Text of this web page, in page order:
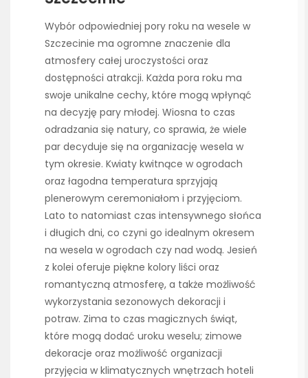
Wybór odpowiedniej pory roku na wesele w
Szczecinie ma ogromne znaczenie dla
atmosfery całej uroczystości oraz
dostępności atrakcji. Każda pora roku ma
swoje unikalne cechy, które mogą wpłynąć
na decyzję pary młodej. Wiosna to czas
odradzania się natury, co sprawia, że wiele
par decyduje się na organizację wesela w
tym okresie. Kwiaty kwitnące w ogrodach
oraz łagodna temperatura sprzyjają
plenerowym ceremoniałom i przyjęciom.
Lato to natomiast czas intensywnego słońca
i długich dni, co czyni go idealnym okresem
na wesela w ogrodach czy nad wodą. Jesień
z kolei oferuje piękne kolory liści oraz
romantyczną atmosferę, a także możliwość
wykorzystania sezonowych dekoracji i
potraw. Zima to czas magicznych świąt,
które mogą dodać uroku weselu; zimowe
dekoracje oraz możliwość organizacji
przyjęcia w klimatycznych wnętrzach hoteli